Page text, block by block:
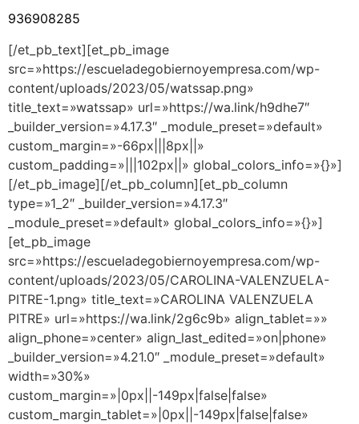
936908285
[/et_pb_text][et_pb_image
src=»https://escueladegobiernoyempresa.com/wp-
content/uploads/2023/05/watssap.png»
title_text=»watssap» url=»https://wa.link/h9dhe7″
_builder_version=»4.17.3″ _module_preset=»default»
custom_margin=»-66px|||8px||»
custom_padding=»|||102px||» global_colors_info=»{}»]
[/et_pb_image][/et_pb_column][et_pb_column
type=»1_2″ _builder_version=»4.17.3″
_module_preset=»default» global_colors_info=»{}»]
[et_pb_image
src=»https://escueladegobiernoyempresa.com/wp-
content/uploads/2023/05/CAROLINA-VALENZUELA-
PITRE-1.png» title_text=»CAROLINA VALENZUELA
PITRE» url=»https://wa.link/2g6c9b» align_tablet=»»
align_phone=»center» align_last_edited=»on|phone»
_builder_version=»4.21.0″ _module_preset=»default»
width=»30%»
custom_margin=»|0px||-149px|false|false»
custom_margin_tablet=»|0px||-149px|false|false»